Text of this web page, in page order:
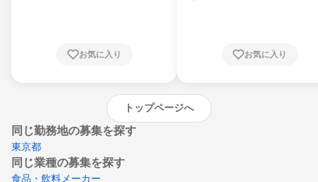
崎県、熊本県、大分県、宮崎県、鹿児島県、
お気に入り お気に入り
トップページへ
同じ勤務地の募集を探す
東京都
同じ業種の募集を探す
食品・飲料メーカー